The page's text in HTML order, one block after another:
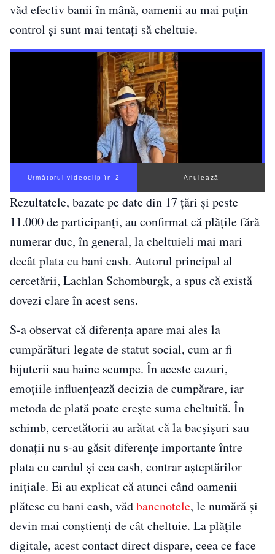
văd efectiv banii în mână, oamenii au mai puțin
control și sunt mai tentați să cheltuie.
Următorul videoclip în 1 Anulează
Rezultatele, bazate pe date din 17 țări și peste
11.000 de participanți, au confirmat că plățile fără
numerar duc, în general, la cheltuieli mai mari
decât plata cu bani cash. Autorul principal al
cercetării, Lachlan Schomburgk, a spus că există
dovezi clare în acest sens.
S-a observat că diferența apare mai ales la
cumpărături legate de statut social, cum ar fi
bijuterii sau haine scumpe. În aceste cazuri,
emoțiile influențează decizia de cumpărare, iar
metoda de plată poate crește suma cheltuită. În
schimb, cercetătorii au arătat că la bacșișuri sau
donații nu s-au găsit diferențe importante între
plata cu cardul și cea cash, contrar așteptărilor
inițiale. Ei au explicat că atunci când oamenii
plătesc cu bani cash, vădbancnotele, le numără și
devin mai conștienți de cât cheltuie. La plățile
digitale, acest contact direct dispare, ceea ce face